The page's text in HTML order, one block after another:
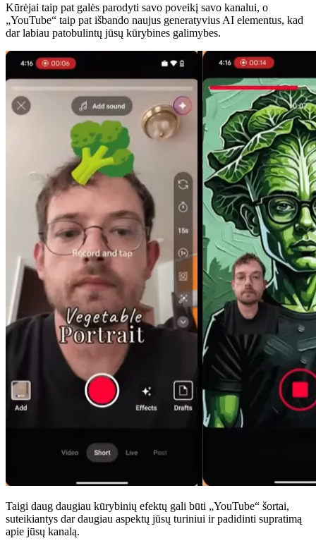
Kūrėjai taip pat galės parodyti savo poveikį savo kanalui, o
„YouTube“ taip pat išbando naujus generatyvius AI elementus, kad
dar labiau patobulintų jūsų kūrybines galimybes.
Taigi daug daugiau kūrybinių efektų gali būti „YouTube“ šortai,
suteikiantys dar daugiau aspektų jūsų turiniui ir padidinti supratimą
apie jūsų kanalą.